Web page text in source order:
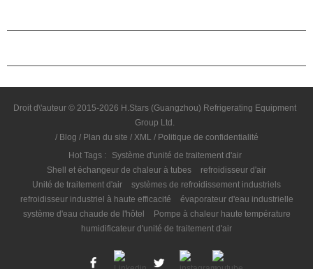
Droit d\'auteur © 2015-2026 H.Stars (Guangzhou) Refrigerating Equipment
Group Ltd.
/ Blog / Plan du site / XML / Politique de confidentialité
Hot Tags :
Système d'unité de traitement d'air
Shell et échangeur de chaleur à tubes
refroidisseur d'air
Unité de traitement d'air
systèmes de refroidissement industriels
refroidisseur industriel à haute efficacité
évaporateur d'eau industrielle
système d'eau chaude de l'hôtel
Pompe à chaleur haute température
humidificateur d'unité de traitement d'air